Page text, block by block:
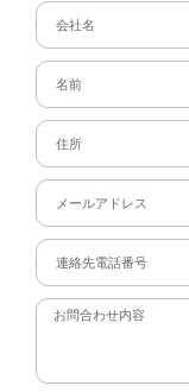
Công
Họ
Tên
Địa
Email
Số
Điện
Thoại
Message